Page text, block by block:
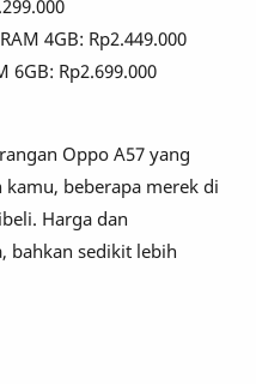
4GB: Rp2.449.000
6GB: Rp2.699.000
Oppo A57 yang
beberapa merek di
Harga dan
bahkan sedikit lebih